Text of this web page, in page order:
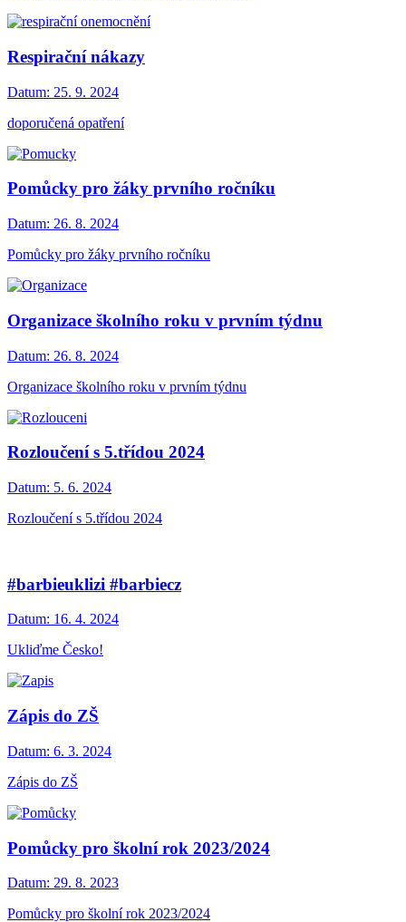
Respirační nákazy
Datum: 25. 9. 2024
doporučená opatření
Pomůcky pro žáky prvního ročníku
Datum: 26. 8. 2024
Pomůcky pro žáky prvního ročníku
Organizace školního roku v prvním týdnu
Datum: 26. 8. 2024
Organizace školního roku v prvním týdnu
Rozloučení s 5.třídou 2024
Datum: 5. 6. 2024
Rozloučení s 5.třídou 2024
#barbieuklizi #barbiecz
Datum: 16. 4. 2024
Ukliďme Česko!
Zápis do ZŠ
Datum: 6. 3. 2024
Zápis do ZŠ
Pomůcky pro školní rok 2023/2024
Datum: 29. 8. 2023
Pomůcky pro školní rok 2023/2024